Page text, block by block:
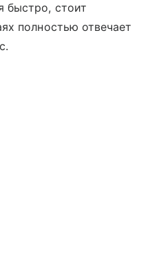
быстро, стоит
полностью отвечает